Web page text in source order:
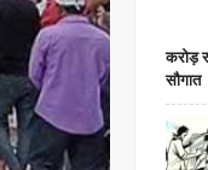
करोड़
सौगात